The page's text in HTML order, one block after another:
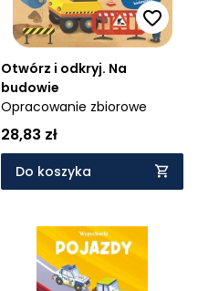
Otwórz i odkryj. Na
budowie
Opracowanie zbiorowe
28,83 zł
Do koszyka